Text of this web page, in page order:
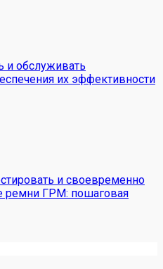
и обслуживать
их эффективности
и своевременно
ремни ГРМ: пошаговая